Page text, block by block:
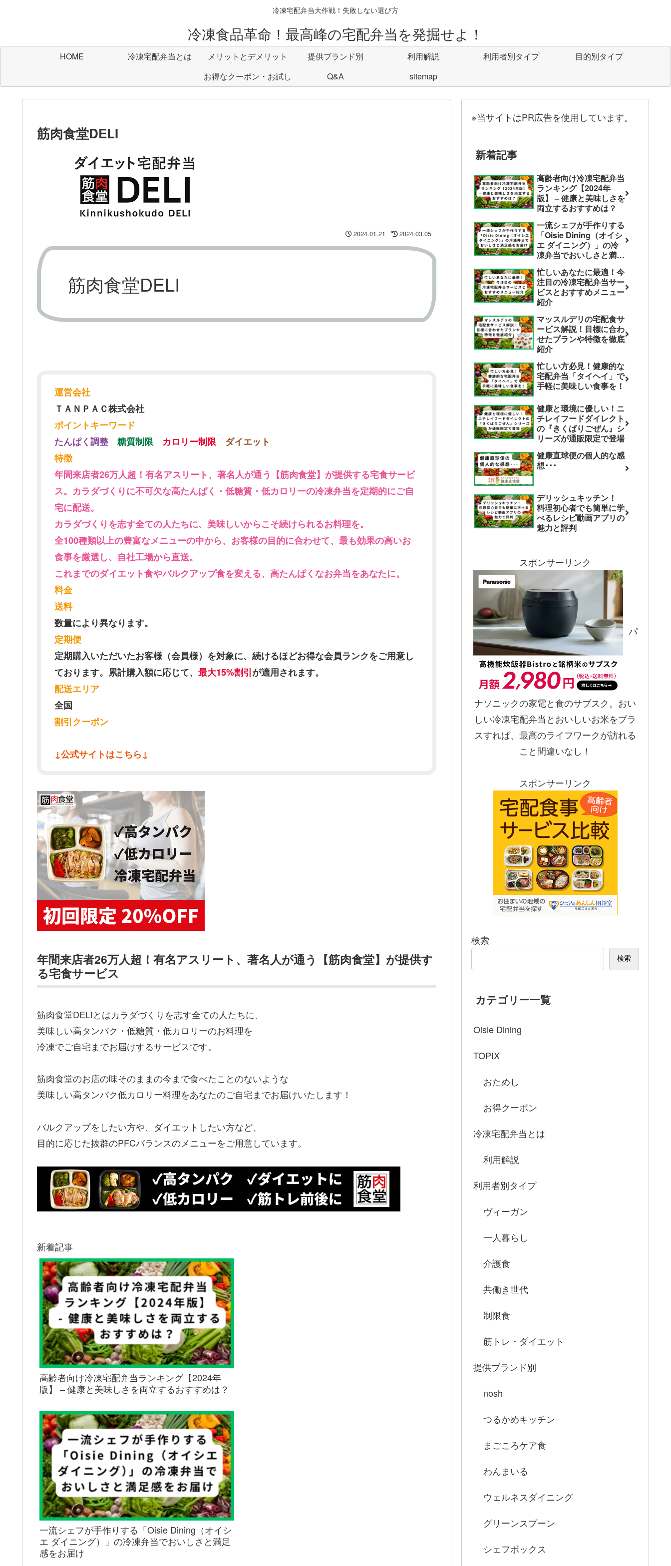
冷凍宅配弁当大作戦！失敗しない選び方
冷凍食品革命！最高峰の宅配弁当を発掘せよ！
HOME 冷凍宅配弁当とは メリットとデメリット 提供ブランド別 利用解説 利用者別タイプ
目的別タイプ
お得なクーポン・お試し
Q&A sitemap
筋肉食堂DELI
2024.01.21 2024.03.05
筋肉食堂DELI
運営会社
ＴＡＮＰＡＣ株式会社
ポイントキーワード
たんぱく調整
糖質制限 カロリー制限
ダイエット
特徴
年間来店者26万人超！有名アスリート、著名人が通う【筋肉食堂】が提供する宅食サービ
ス。カラダづくりに不可欠な高たんぱく・低糖質・低カロリーの冷凍弁当を定期的にご自
宅に配送。
カラダづくりを志す全ての人たちに、美味しいからこそ続けられるお料理を。
全100種類以上の豊富なメニューの中から、お客様の目的に合わせて、最も効果の高いお
食事を厳選し、自社工場から直送。
これまでのダイエット食やバルクアップ食を変える、高たんぱくなお弁当をあなたに。
料金
送料
数量により異なります。
定期便
定期購入いただいたお客様（会員様）を対象に、続けるほどお得な会員ランクをご用意し
ております。累計購入額に応じて、 最大15%割引が適用されます。
配送エリア
全国
割引クーポン
↓公式サイトはこちら↓
年間来店者26万人超！有名アスリート、著名人が通う【筋肉食堂】が提供す
る宅食サービス
筋肉食堂DELIとはカラダづくりを志す全ての人たちに、
美味しい高タンパク・低糖質・低カロリーのお料理を
冷凍でご自宅までお届けするサービスです。
筋肉食堂のお店の味そのままの今まで食べたことのないような
美味しい高タンパク低カロリー料理をあなたのご自宅までお届けいたします！
バルクアップをしたい方や、ダイエットしたい方など、
目的に応じた抜群のPFCバランスのメニューをご用意しています。
新着記事
高齢者向け冷凍宅配弁当ランキング【2024年
版】 – 健康と美味しさを両立するおすすめは？
一流シェフが手作りする「Oisie Dining（オイシ
エ ダイニング）」の冷凍弁当でおいしさと満足
感をお届け
※当サイトはPR広告を使用しています。
新着記事
高齢者向け冷凍宅配弁当
ランキング【2024年
版】 – 健康と美味しさを
両立するおすすめは？
一流シェフが手作りする
「Oisie Dining（オイシ
エ ダイニング）」の冷
凍弁当でおいしさと満足
忙しいあなたに最適！今
注目の冷凍宅配弁当サー
ビスとおすすめメニュー
紹介
マッスルデリの宅配食サ
ービス解説！目標に合わ
せたプランや特徴を徹底
紹介
忙しい方必見！健康的な
宅配弁当「タイヘイ」で
手軽に美味しい食事を！
健康と環境に優しい！ニ
チレイフードダイレクト
の『きくばりごぜん』シ
リーズが通販限定で登場
健康直球便の個人的な感
想･･･
デリッシュキッチン！
料理初心者でも簡単に学
べるレシピ動画アプリの
魅力と評判
スポンサーリンク
パ
ナソニックの家電と食のサブスク。おい
しい冷凍宅配弁当とおいしいお米をプラ
スすれば、最高のライフワークが訪れる
こと間違いなし！
スポンサーリンク
検索
検索
カテゴリー一覧
Oisie Dining
TOPIX
おためし
お得クーポン
冷凍宅配弁当とは
利用解説
利用者別タイプ
ヴィーガン
一人暮らし
介護食
共働き世代
制限食
筋トレ・ダイエット
提供ブランド別
nosh
つるかめキッチン
まごころケア食
わんまいる
ウェルネスダイニング
グリーンスプーン
シェフボックス